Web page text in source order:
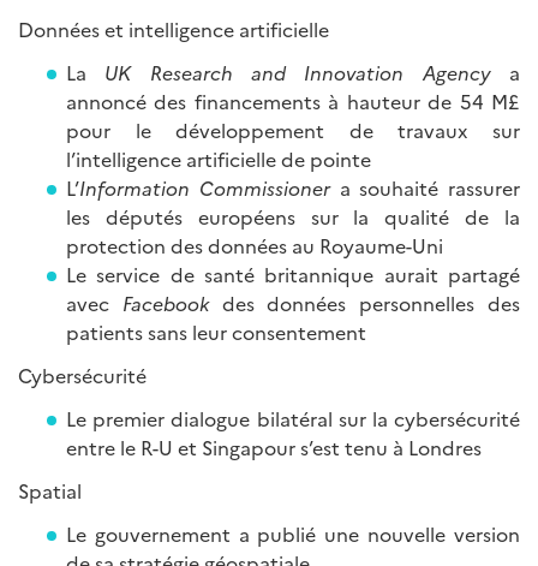
Données et intelligence artificielle
La UK Research and Innovation Agency a
annoncé des financements à hauteur de 54 M£
pour le développement de travaux sur
l’intelligence artificielle de pointe
L’Information Commissionera souhaité rassurer
les députés européens sur la qualité de la
protection des données au Royaume-Uni
Le service de santé britannique aurait partagé
avec Facebookdes données personnelles des
patients sans leur consentement
Cybersécurité
Le premier dialogue bilatéral sur la cybersécurité
entre le R-U et Singapour s’est tenu à Londres
Spatial
Le gouvernement a publié une nouvelle version